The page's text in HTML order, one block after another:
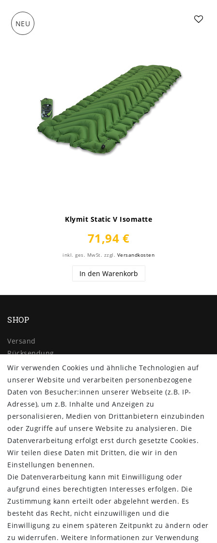
NEU
Klymit Static V Isomatte
71,94 €
inkl. ges. MwSt. zzgl. Versandkosten
In den Warenkorb
SHOP
Versand
Rücksendung
Widerrufs­recht
Impressum
Daten­schutz­erklärung
AGB
Kontakt
ZAHLUNG & VERSAND
Wir verwenden Cookies und ähnliche Technologien auf
unserer Website und verarbeiten personenbezogene
Daten von Besucher:innen unserer Webseite (z.B. IP-
Adresse), um z.B. Inhalte und Anzeigen zu
personalisieren, Medien von Drittanbietern einzubinden
oder Zugriffe auf unsere Website zu analysieren. Die
Datenverarbeitung erfolgt erst durch gesetzte Cookies.
Wir teilen diese Daten mit Dritten, die wir in den
Einstellungen benennen.
Die Datenverarbeitung kann mit Einwilligung oder
aufgrund eines berechtigten Interesses erfolgen. Die
Zustimmung kann erteilt oder abgelehnt werden. Es
besteht das Recht, nicht einzuwilligen und die
Einwilligung zu einem späteren Zeitpunkt zu ändern oder
zu widerrufen. Weitere Informationen zur Verwendung